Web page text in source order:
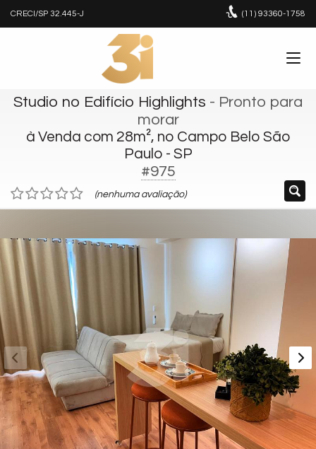
CRECI/SP 32.445-J (11) 93360-1758
Studio no Edifício Highlights - Pronto para
morar
à Venda com 28m², no Campo Belo São
Paulo - SP
#975
(nenhuma avaliação)